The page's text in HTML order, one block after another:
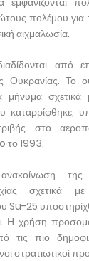
πολέμου για
αιχμαλωσία.
από
Το
σχετικά
στο
1993.
της
σχετικά
Su-25
Η χρήση
τις πιο
στρατιωτικοί